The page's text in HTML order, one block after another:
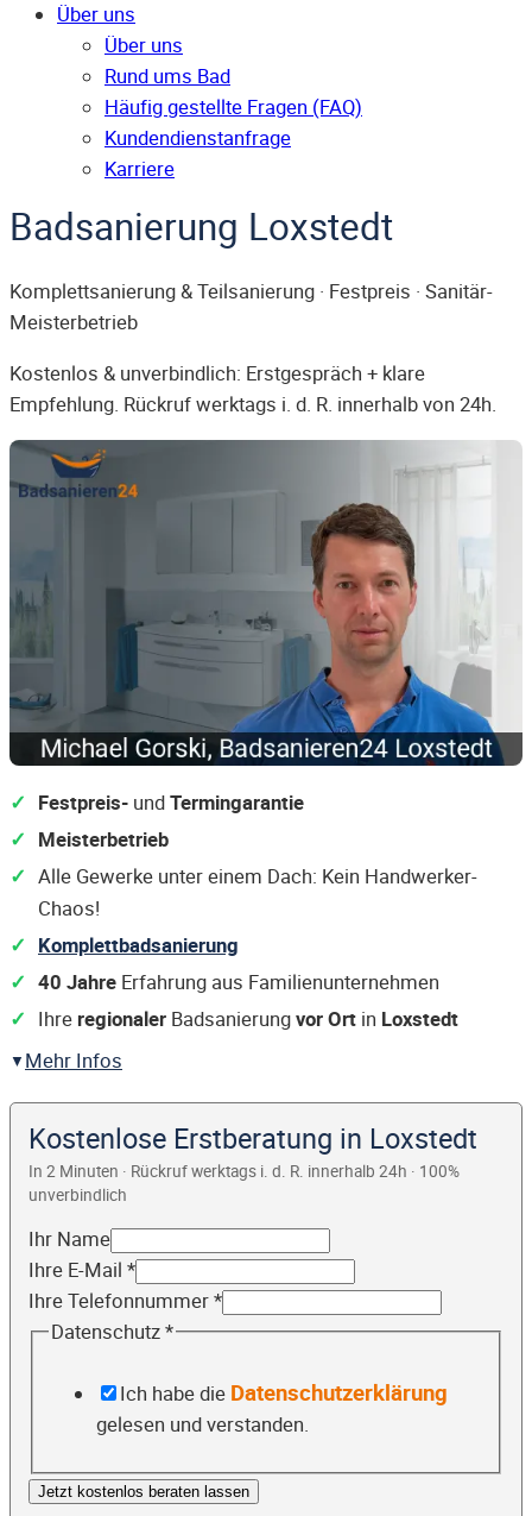
Über uns
Über uns
Rund ums Bad
Häufig gestellte Fragen (FAQ)
Kunden­dienst­anfrage
Karriere
Badsanierung Loxstedt
Komplettsanierung & Teilsanierung · Festpreis · Sanitär-
Meisterbetrieb
Kostenlos & unverbindlich: Erstgespräch + klare
Empfehlung. Rückruf werktags i. d. R. innerhalb von 24h.
Festpreis- undTermingarantie
Meisterbetrieb
Alle Gewerke unter einem Dach: Kein Handwerker-
Chaos!
Komplettbadsanierung
40 Jahre Erfahrung aus Familienunternehmen
Ihre regionaler Badsanierungvor Ort in Loxstedt
Mehr Infos
Kostenlose Erstberatung in Loxstedt
In 2 Minuten · Rückruf werktags i. d. R. innerhalb 24h · 100%
unverbindlich
Ihr Name
Ihre E-Mail *
Ihre Telefonnummer*
Datenschutz*
Ich habe die Datenschutzerklärung
gelesen und verstanden.
Jetzt kostenlos beraten lassen